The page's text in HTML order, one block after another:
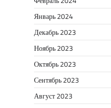
Январь 2024
Декабрь 2023
Ноябрь 2023
Октябрь 2023
Сентябрь 2023
Август 2023